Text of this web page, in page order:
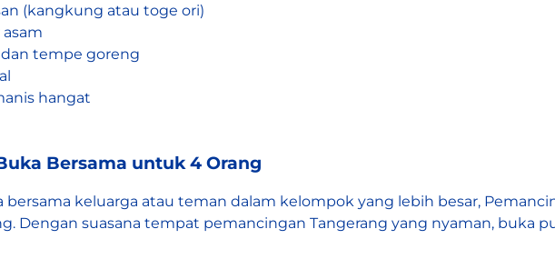
(kangkung atau toge ori)
asam
tempe goreng
hangat
Bersama untuk 4 Orang
bersama keluarga atau teman dalam kelompok yang lebih besar,
Dengan suasana tempat pemancingan Tangerang yang nyaman, buka